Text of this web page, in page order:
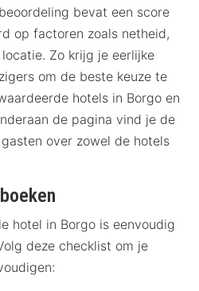
bevat een score
op factoren zoals netheid,
Zo krijg je eerlijke
om de beste keuze te
hotels in Borgo en
de pagina vind je de
over zowel de hotels
hotel in Borgo is eenvoudig
deze checklist om je